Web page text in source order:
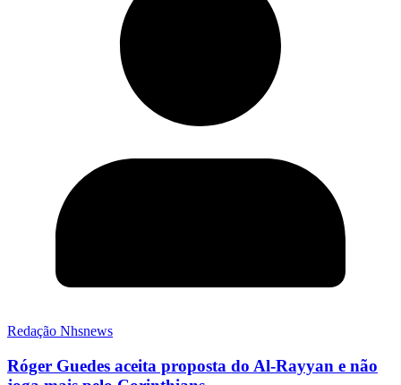
Redação Nhsnews
Róger Guedes aceita proposta do Al-Rayyan e não